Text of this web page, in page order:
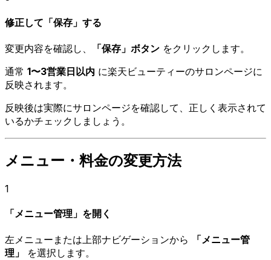
修正して「保存」する
変更内容を確認し、 「保存」ボタン をクリックします。
通常 1〜3営業日以内 に楽天ビューティーのサロンページに
反映されます。
反映後は実際にサロンページを確認して、正しく表示されて
いるかチェックしましょう。
メニュー・料金の変更方法
1
「メニュー管理」を開く
左メニューまたは上部ナビゲーションから
「メニュー管
理」
を選択します。